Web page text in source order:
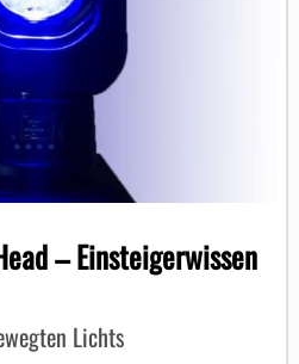
– Einsteigerwissen
Lichts